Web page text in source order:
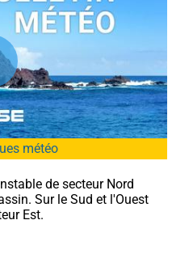
météo
de secteur Nord
Sur le Sud et l'Ouest
Est.